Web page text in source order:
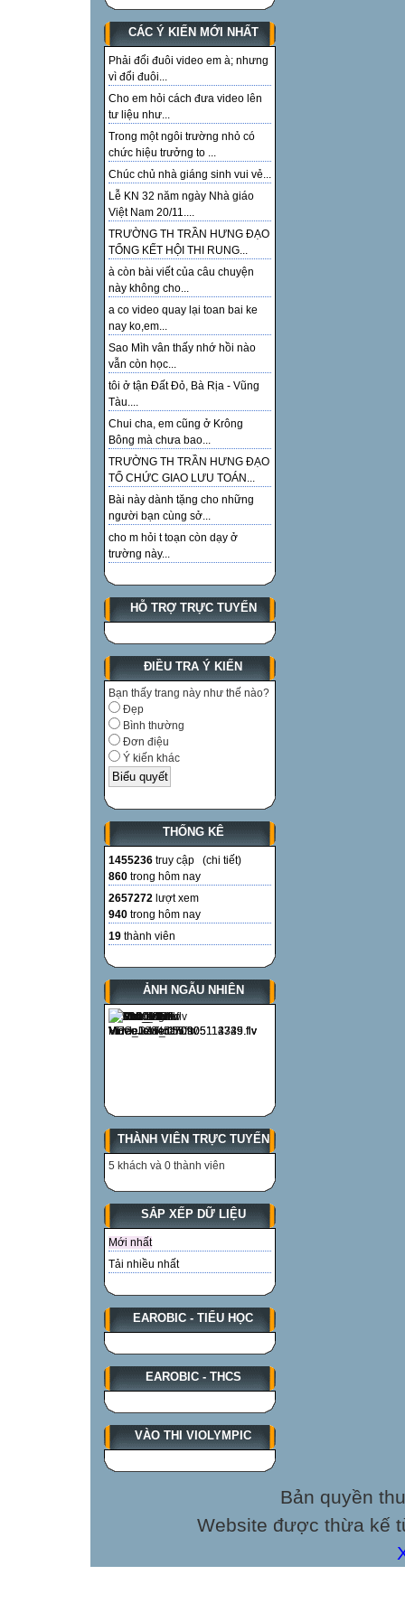
CÁC Ý KIẾN MỚI NHẤT
Phải đổi đuôi video em à; nhưng
vì đổi đuôi...
Cho em hỏi cách đưa video lên
tư liệu như...
Trong một ngôi trường nhỏ có
chức hiệu trưởng to ...
Chúc chủ nhà giáng sinh vui vẻ...
Lễ KN 32 năm ngày Nhà giáo
Việt Nam 20/11....
TRƯỜNG TH TRẦN HƯNG ĐẠO
TỔNG KẾT HỘI THI RUNG...
à còn bài viết của câu chuyện
này không cho...
a co video quay lại toan bai ke
nay ko,em...
Sao Mìh vân thấy nhớ hồi nào
vẫn còn học...
tôi ở tận Đất Đỏ, Bà Rịa - Vũng
Tàu....
Chui cha, em cũng ở Krông
Bông mà chưa bao...
TRƯỜNG TH TRẦN HƯNG ĐẠO
TỔ CHỨC GIAO LƯU TOÁN...
Bài này dành tặng cho những
người bạn cùng sở...
cho m hỏi t toạn còn dạy ở
trường này...
HỖ TRỢ TRỰC TUYẾN
ĐIỀU TRA Ý KIẾN
Bạn thấy trang này như thế nào?
Đẹp
Bình thường
Đơn điệu
Ý kiến khác
THỐNG KÊ
1455236 truy cập (chi tiết)
860 trong hôm nay
2657272 lượt xem
940 trong hôm nay
19 thành viên
ẢNH NGẪU NHIÊN
THÀNH VIÊN TRỰC TUYẾN
5 khách và 0 thành viên
SẮP XẾP DỮ LIỆU
Mới nhất
Tải nhiều nhất
EAROBIC - TIỂU HỌC
EAROBIC - THCS
VÀO THI VIOLYMPIC
Bản quyền
Website được thừa kế